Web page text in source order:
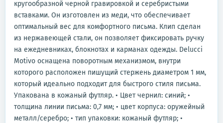
кругообразной черной гравировкой и серебристыми
вставками. Он изготовлен из меди, что обеспечивает
оптимальный вес для комфортного письма. Клип сделан
из нержавеющей стали, он позволяет фиксировать ручку
на ежедневниках, блокнотах и карманах одежды. Delucci
Motivo оснащена поворотным механизмом, внутри
которого расположен пишущий стержень диаметром 1 мм,
который идеально подходит для быстрого стиля письма.
Упакована в кожаный футляр. • Цвет чернил: синий; •
толщина линии письма: 0,7 мм; • цвет корпуса: оружейный
металл/серебро; • тип упаковки: кожаный футляр; •